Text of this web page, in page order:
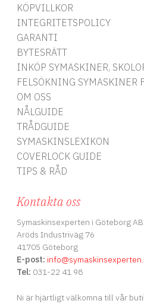
KÖPVILLKOR
INTEGRITETSPOLICY
GARANTI
BYTESRÄTT
INKÖP SYMASKINER,
FELSÖKNING SYMASKINER
OM OSS
NÅLGUIDE
TRÅDGUIDE
SYMASKINSLEXIKON
COVERLOCK GUIDE
TIPS & RÅD
Kontakta oss
Symaskinsexperten i Göteborg AB
Aröds Industriväg 76
41705 Göteborg
E-post: info
Tel: 031-22 41 98
Ni är hjärtligt välkomna till vår